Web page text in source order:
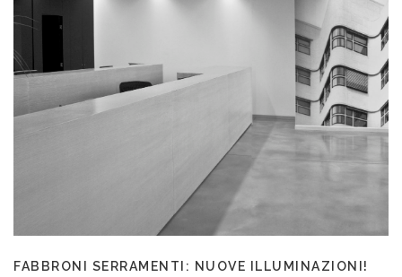
FABBRONI SERRAMENTI: NUOVE ILLUMINAZIONI!